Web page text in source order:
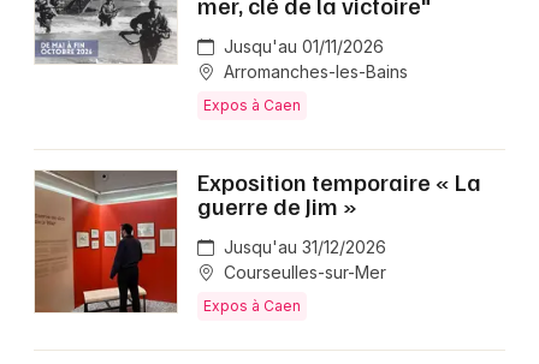
Jusqu'au 01/11/2026
Arromanches-les-Bains
Expos à Caen
Exposition temporaire « La
guerre de Jim »
Jusqu'au 31/12/2026
Courseulles-sur-Mer
Expos à Caen